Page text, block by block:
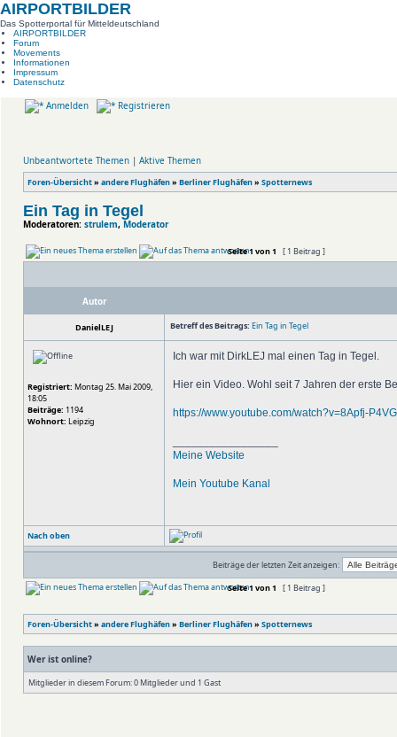
AIRPORTBILDER
Das Spotterportal für Mitteldeutschland
AIRPORTBILDER
Forum
Movements
Informationen
Impressum
Datenschutz
Anmelden Registrieren
Unbeantwortete Themen | Aktive Themen
Foren-Übersicht» andere Flughäfen» Berliner Flughäfen» Spotternews
Ein Tag in Tegel
Moderatoren: strulem, Moderator
Seite1 von1 [ 1 Beitrag ]
Autor
DanielLEJ Betreff des Beitrags: Ein Tag in Tegel
Registriert: Montag 25. Mai 2009,
18:05
Beiträge: 1194
Wohnort: Leipzig
Ich war mit DirkLEJ mal einen Tag in Tegel.
Hier ein Video. Wohl seit 7 Jahren der erste
https://www.youtube.com/watch?v=8Apfj-
Meine Website
Mein Youtube Kanal
Nach oben
Beiträge der letzten Zeit anzeigen:
Seite1 von1 [ 1 Beitrag ]
Foren-Übersicht» andere Flughäfen» Berliner Flughäfen» Spotternews
Wer ist online?
Mitglieder in diesem Forum: 0 Mitglieder und 1 Gast